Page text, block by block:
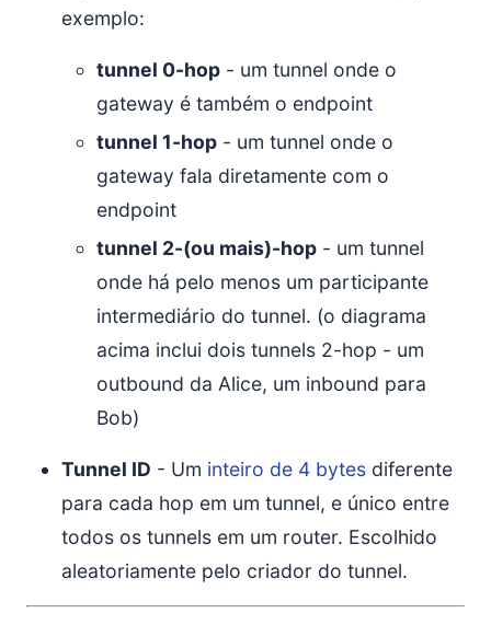
exemplo:
tunnel 0-hop - um tunnel onde o
gateway é também o endpoint
tunnel 1-hop - um tunnel onde o
gateway fala diretamente com o
endpoint
tunnel 2-(ou mais)-hop - um tunnel
onde há pelo menos um participante
intermediário do tunnel. (o diagrama
acima inclui dois tunnels 2-hop - um
outbound da Alice, um inbound para
Bob)
Tunnel ID - Um inteiro de 4 bytes diferente
para cada hop em um tunnel, e único entre
todos os tunnels em um router. Escolhido
aleatoriamente pelo criador do tunnel.